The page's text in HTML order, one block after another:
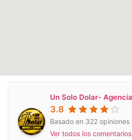
3.8
Basado en 322 opiniones
Ver todos los comentarios